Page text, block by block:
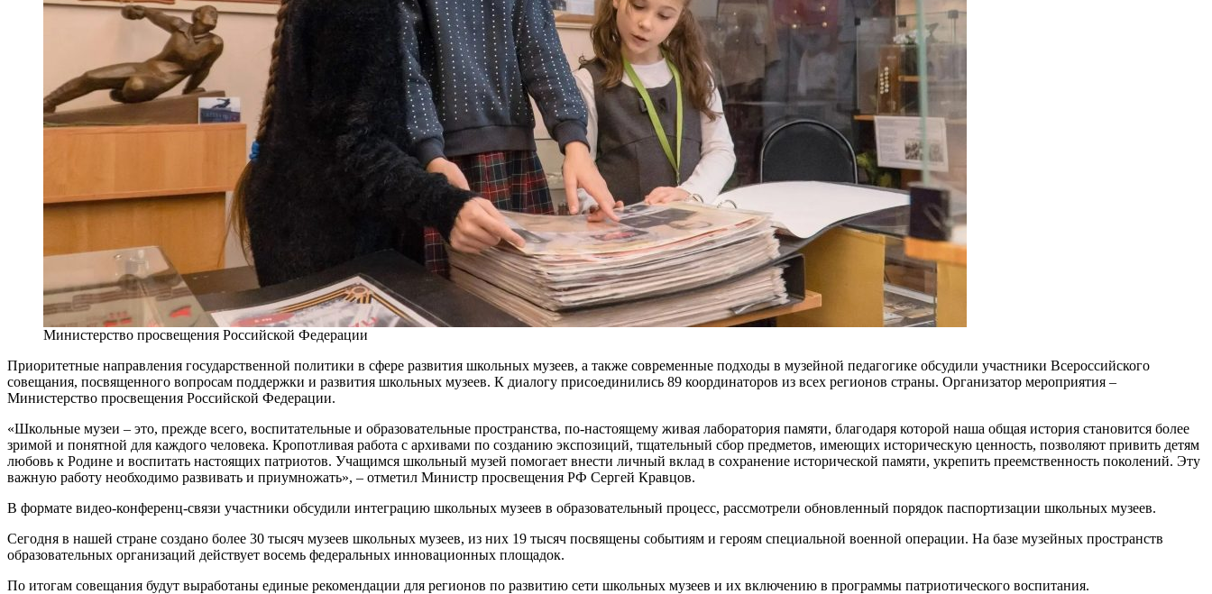
Министерство просвещения Российской Федерации
Приоритетные направления государственной политики в сфере развития школьных музеев, а также современные подходы в музейной педагогике обсудили участники Всероссийского
совещания, посвященного вопросам поддержки и развития школьных музеев. К диалогу присоединились 89 координаторов из всех регионов страны. Организатор мероприятия –
Министерство просвещения Российской Федерации.
«Школьные музеи – это, прежде всего, воспитательные и образовательные пространства, по-настоящему живая лаборатория памяти, благодаря которой наша общая история становится более
зримой и понятной для каждого человека. Кропотливая работа с архивами по созданию экспозиций, тщательный сбор предметов, имеющих историческую ценность, позволяют привить детям
любовь к Родине и воспитать настоящих патриотов. Учащимся школьный музей помогает внести личный вклад в сохранение исторической памяти, укрепить преемственность поколений. Эту
важную работу необходимо развивать и приумножать», – отметил Министр просвещения РФ Сергей Кравцов.
В формате видео-конференц-связи участники обсудили интеграцию школьных музеев в образовательный процесс, рассмотрели обновленный порядок паспортизации школьных музеев.
Сегодня в нашей стране создано более 30 тысяч музеев школьных музеев, из них 19 тысяч посвящены событиям и героям специальной военной операции. На базе музейных пространств
образовательных организаций действует восемь федеральных инновационных площадок.
По итогам совещания будут выработаны единые рекомендации для регионов по развитию сети школьных музеев и их включению в программы патриотического воспитания.